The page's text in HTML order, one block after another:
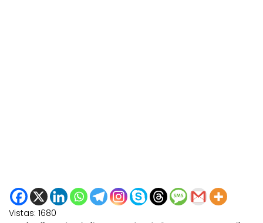
Vistas: 1680